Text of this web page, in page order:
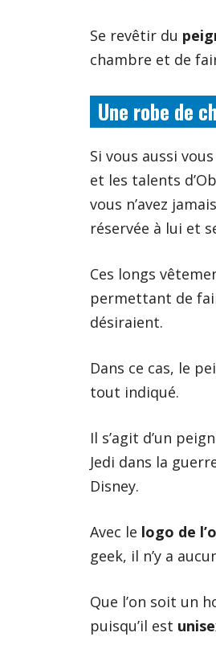
Se revêtir du
chambre et de
Une robe de
Si vous aussi
et les talents
vous n’avez
réservée à lui et
Ces longs
permettant de
désiraient.
Dans ce cas, le
tout indiqué.
Il s’agit d’un
Jedi dans la
Disney.
Avec le logo de
geek, il n’y a
Que l’on soit un
puisqu’il est